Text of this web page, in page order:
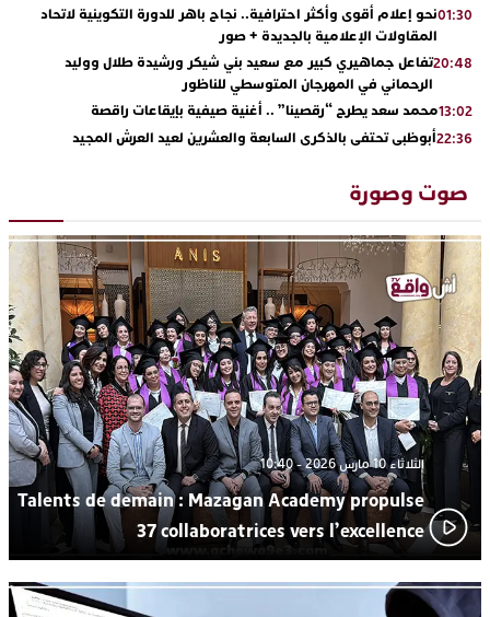
01:30نحو إعلام أقوى وأكثر احترافية.. نجاح باهر للدورة التكوينية لاتحاد
المقاولات الإعلامية بالجديدة + صور
20:48تفاعل جماهيري كبير مع سعيد بني شيكر ورشيدة طلال ووليد
الرحماني في المهرجان المتوسطي للناظور
13:02محمد سعد يطرح “رقصينا” .. أغنية صيفية بإيقاعات راقصة
22:36أبوظبي تحتفي بالذكرى السابعة والعشرين لعيد العرش المجيد
13:30دنيا بوطازوت تواصل تألقها الفني وتؤكد مكانتها بأداء مميز في
“كوفرة فالغيس”
19:11يقظة أمنية تنهي كابوس الفتاة القاصر: كواليس مثيرة لعملية تحرير
رهينتين من قبضة ذي سوابق بالجديدة
17:27اتحاد المقاولات الإعلامية يقود قاطرة التكوين بالجديدة ويستضيف
الإعلامي سعيد بلفقير في دورة استثنائية
صوت وصورة
الثلاثاء 10 مارس 2026 - 10:40
Talents de demain : Mazagan Academy propulse
37 collaboratrices vers l’excellence